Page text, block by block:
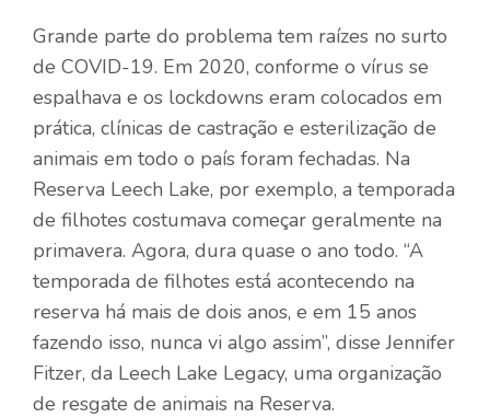
Grande parte do problema tem raízes no surto
de COVID-19. Em 2020, conforme o vírus se
espalhava e os lockdowns eram colocados em
prática, clínicas de castração e esterilização de
animais em todo o país foram fechadas. Na
Reserva Leech Lake, por exemplo, a temporada
de filhotes costumava começar geralmente na
primavera. Agora, dura quase o ano todo. “A
temporada de filhotes está acontecendo na
reserva há mais de dois anos, e em 15 anos
fazendo isso, nunca vi algo assim”, disse Jennifer
Fitzer, da Leech Lake Legacy, uma organização
de resgate de animais na Reserva.